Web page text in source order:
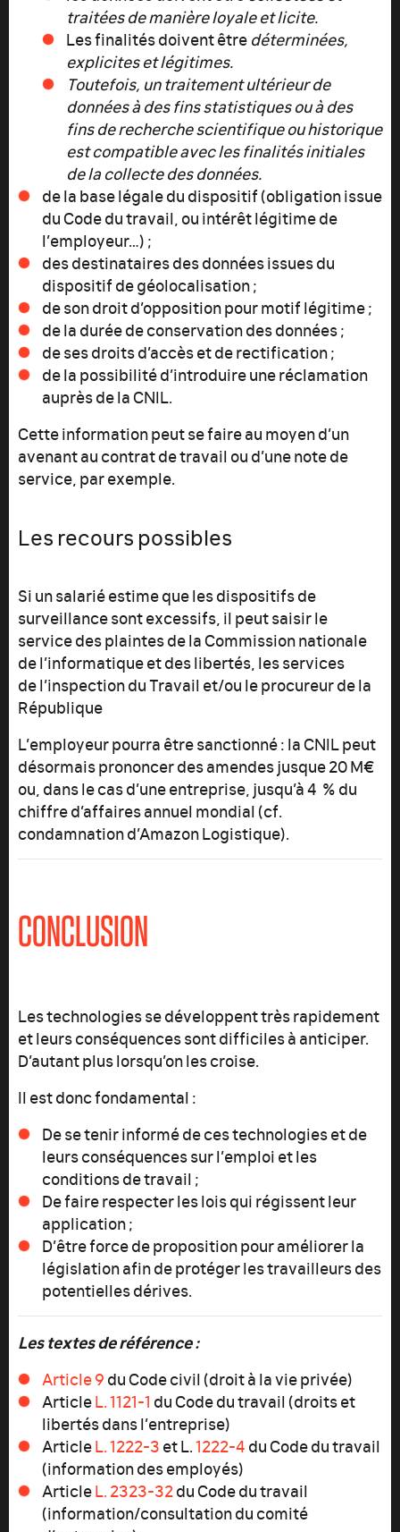
traitées de manière loyale et licite.
Les finalités doivent êtredéterminées,
explicites et légitimes.
Toutefois, un traitement ultérieur de
données à des fins statistiques ou à des
fins de recherche scientifique ou historique
est compatible avec les finalités initiales
de la collecte des données.
de la base légale du dispositif (obligation issue
du Code du travail, ou intérêt légitime de
l’employeur…) ;
des destinataires des données issues du
dispositif de géolocalisation ;
de son droit d’opposition pour motif légitime ;
de la durée de conservation des données ;
de ses droits d’accès et de rectification ;
de la possibilité d’introduire une réclamation
auprès de la CNIL.
Cette information peut se faire au moyen d’un
avenant au contrat de travail ou d’une note de
service, par exemple.
Les recours possibles
Si un salarié estime que les dispositifs de
surveillance sont excessifs, il peut saisir le
service des plaintes de la Commission nationale
de l’informatique et des libertés, les services
de l’inspection du Travail et/ou le procureur de la
République
L’employeur pourra être sanctionné : la CNIL peut
désormais prononcer des amendes jusque 20 M€
ou, dans le cas d’une entreprise, jusqu’à 4 % du
chiffre d’affaires annuel mondial (cf.
condamnation d’Amazon Logistique).
CONCLUSION
Les technologies se développent très rapidement
et leurs conséquences sont difficiles à anticiper.
D’autant plus lorsqu’on les croise.
Il est donc fondamental :
De se tenir informé de ces technologies et de
leurs conséquences sur l’emploi et les
conditions de travail ;
De faire respecter les lois qui régissent leur
application ;
D’être force de proposition pour améliorer la
législation afin de protéger les travailleurs des
potentielles dérives.
Les textes de référence :
Article 9du Code civil (droit à la vie privée)
ArticleL. 1121-1 du Code du travail (droits et
libertés dans l’entreprise)
ArticleL. 1222-3et L.1222-4du Code du travail
(information des employés)
ArticleL. 2323-32du Code du travail
(information/consultation du comité